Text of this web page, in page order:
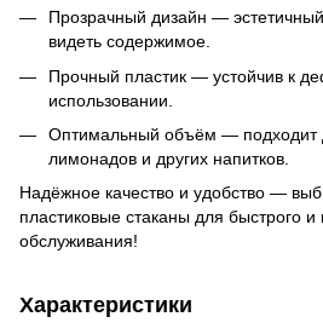
Прозрачный дизайн —
видеть содержимое.
Прочный пластик — устойчив к
использовании.
Оптимальный объём — подходит
лимонадов и других напитков.
Надёжное качество и удобство —
пластиковые стаканы для быстрого
обслуживания!
Характеристики